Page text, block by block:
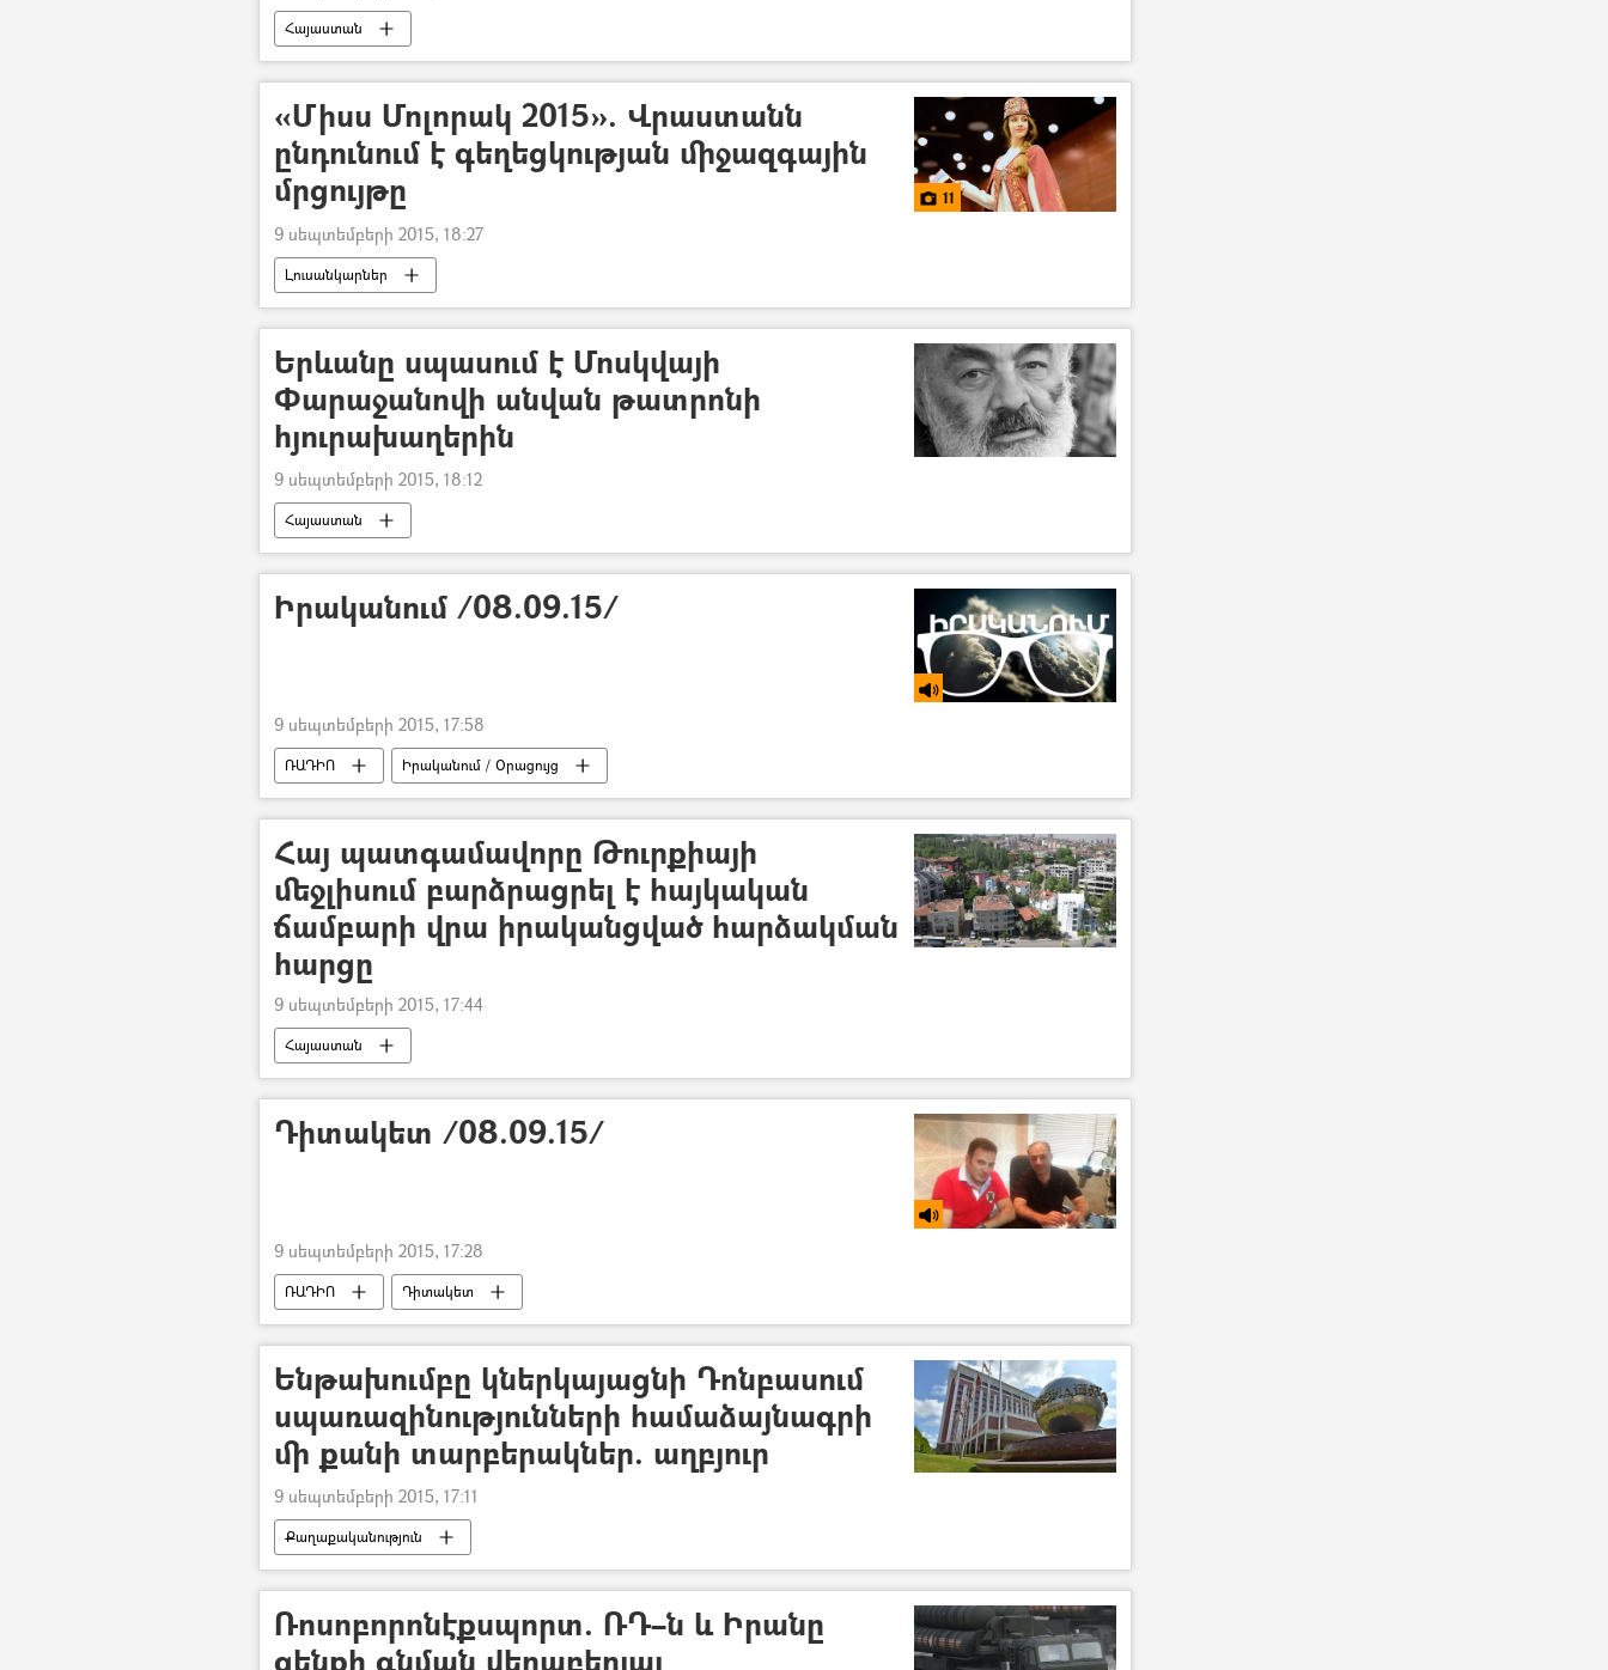
Հայաստան
«Միսս Մոլորակ 2015». Վրաստանն
ընդունում է գեղեցկության միջազգային
մրցույթը
11
9 սեպտեմբերի 2015, 18:27
Լուսանկարներ
Երևանը սպասում է Մոսկվայի
Փարաջանովի անվան թատրոնի
հյուրախաղերին
9 սեպտեմբերի 2015, 18:12
Հայաստան
Իրականում /08.09.15/
9 սեպտեմբերի 2015, 17:58
ՌԱԴԻՈ Իրականում / Օրացույց
Հայ պատգամավորը Թուրքիայի
մեջլիսում բարձրացրել է հայկական
ճամբարի վրա իրականցված հարձակման
հարցը
9 սեպտեմբերի 2015, 17:44
Հայաստան
Դիտակետ /08.09.15/
9 սեպտեմբերի 2015, 17:28
ՌԱԴԻՈ Դիտակետ
Ենթախումբը կներկայացնի Դոնբասում
սպառազինությունների համաձայնագրի
մի քանի տարբերակներ. աղբյուր
9 սեպտեմբերի 2015, 17:11
Քաղաքականություն
Ռոսոբորոնէքսպորտ. ՌԴ–ն և Իրանը
զենքի գնման վերաբերյալ